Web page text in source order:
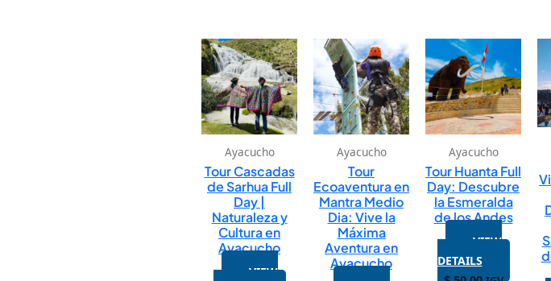
Ayacucho
Tour Cascadas
de Sarhua Full
Day |
Naturaleza y
Cultura en
Ayacucho
VIEW
Ayacucho
Tour
Ecoaventura en
Mantra Medio
Dia: Vive la
Máxima
Aventura en
Ayacucho
Ayacucho
Tour Huanta Full
Day: Descubre
la Esmeralda
de los Andes
VIEW
DETAILS